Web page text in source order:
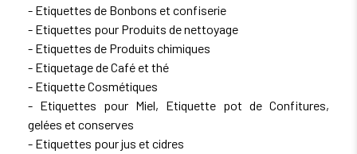
- Etiquettes de Bonbons et confiserie
- Etiquettes pour Produits de nettoyage
- Etiquettes de Produits chimiques
- Etiquetage de Café et thé
- Etiquette Cosmétiques
- Etiquettes pour Miel, Etiquette pot de Confitures,
gelées et conserves
- Etiquettes pour jus et cidres